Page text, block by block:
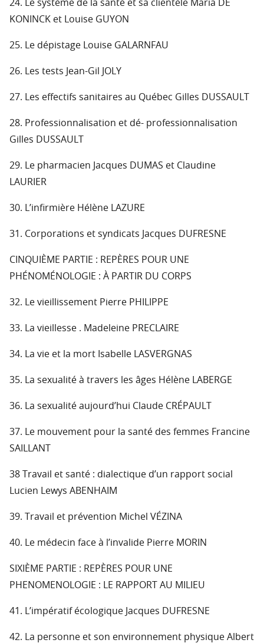
24. Le système de la santé et sa clientèle Maria DE
KONINCK et Louise GUYON
25. Le dépistage Louise GALARNFAU
26. Les tests Jean-Gil JOLY
27. Les effectifs sanitaires au Québec Gilles DUSSAULT
28. Professionnalisation et dé- professionnalisation
Gilles DUSSAULT
29. Le pharmacien Jacques DUMAS et Claudine
LAURIER
30. L’infirmière Hélène LAZURE
31. Corporations et syndicats Jacques DUFRESNE
CINQUIÈME PARTIE : REPÈRES POUR UNE
PHÉNOMÉNOLOGIE : À PARTIR DU CORPS
32. Le vieillissement Pierre PHILIPPE
33. La vieillesse . Madeleine PRECLAIRE
34. La vie et la mort Isabelle LASVERGNAS
35. La sexualité à travers les âges Hélène LABERGE
36. La sexualité aujourd’hui Claude CRÉPAULT
37. Le mouvement pour la santé des femmes Francine
SAILLANT
38 Travail et santé : dialectique d’un rapport social
Lucien Lewys ABENHAIM
39. Travail et prévention Michel VÉZINA
40. Le médecin face à l’invalide Pierre MORIN
SIXIÈME PARTIE : REPÈRES POUR UNE
PHENOMENOLOGIE : LE RAPPORT AU MILIEU
41. L’impératif écologique Jacques DUFRESNE
42. La personne et son environnement physique Albert